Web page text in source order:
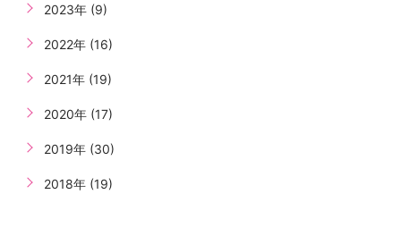
2023年 (9)
2022年 (16)
2021年 (19)
2020年 (17)
2019年 (30)
2018年 (19)